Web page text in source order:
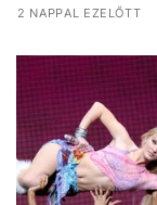
2 NAPPAL EZELŐTT